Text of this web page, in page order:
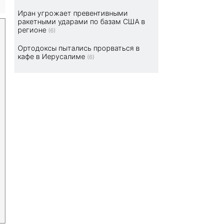
Иран угрожает превентивными
ракетными ударами по базам США в
регионе (6)
Ортодоксы пытались прорваться в
кафе в Иерусалиме (6)